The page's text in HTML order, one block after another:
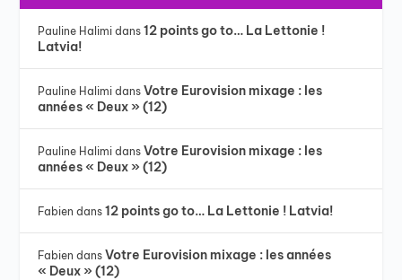
Pauline Halimi dans12 points go to… La Lettonie !
Latvia!
Pauline Halimi dansVotre Eurovision mixage : les
années « Deux » (12)
Pauline Halimi dansVotre Eurovision mixage : les
années « Deux » (12)
Fabien dans12 points go to… La Lettonie ! Latvia!
Fabien dansVotre Eurovision mixage : les années
« Deux » (12)